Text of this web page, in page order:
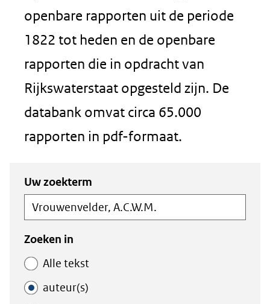
openbare rapporten uit de periode
1822 tot heden en de openbare
rapporten die in opdracht van
Rijkswaterstaat opgesteld zijn. De
databank omvat circa 65.000
rapporten in pdf-formaat.
Zoeken
in
de
index
Zoeken
binnen
de
index
Uw zoekterm
Zoeken in
Alle tekst
auteur(s)